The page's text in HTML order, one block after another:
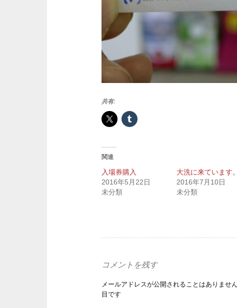
共有:
関連
入場券購入
2016年5月22日
未分類
大洗に来ています。
2016年7月10日
未分類
コメントを残す
メールアドレスが公開されることはありません
目です